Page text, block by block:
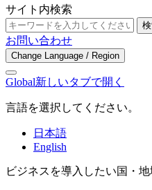
サイト内検索
お問い合わせ
Change Language / Region
Global新しいタブで開く
言語を選択してください。
日本語
English
ビジネスを導入したい国・地